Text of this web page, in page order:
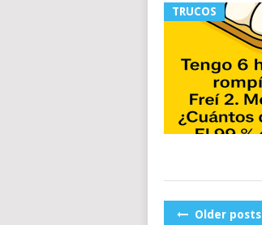
TRUCOS
POSTS
Older posts